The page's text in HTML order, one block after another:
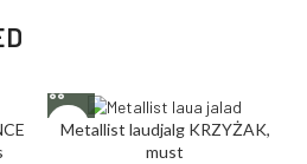
Metallist laudjalg KRZYŻAK,
must